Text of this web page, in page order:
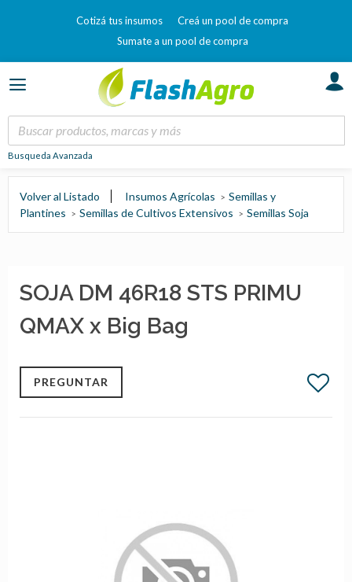
Cotizá tus insumos
Creá un pool de compra
Sumate a un pool de compra
Busqueda Avanzada
Volver al Listado Insumos Agrícolas
Semillas y
Plantines
Semillas de Cultivos Extensivos Semillas Soja
SOJA DM 46R18 STS PRIMU
QMAX x Big Bag
PREGUNTAR